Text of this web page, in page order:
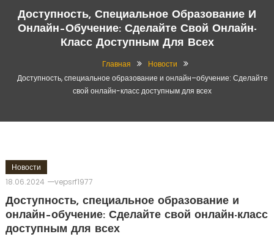
Доступность, Специальное Образование И
Онлайн–Обучение: Сделайте Свой Онлайн-
Класс Доступным Для Всех
Главная
Новости
Доступность, специальное образование и онлайн–обучение: Сделайте
свой онлайн-класс доступным для всех
Новости
18.06.2024
vepsrf1977
Доступность, специальное образование и
онлайн–обучение: Сделайте свой онлайн-класс
доступным для всех